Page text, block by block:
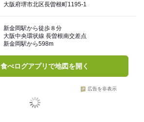
大阪府堺市北区長曽根町1195-1
新金岡駅から徒歩８分
大阪中央環状線 長曽根南交差点
新金岡駅から598m
食べログアプリで地図を開く
広告を非表示